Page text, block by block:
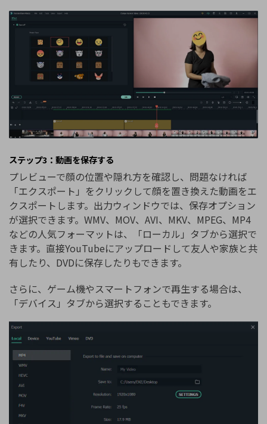
ステップ3：動画を保存する
プレビューで顔の位置や隠れ方を確認し、問題なければ
「エクスポート」をクリックして顔を置き換えた動画をエ
クスポートします。出力ウィンドウでは、保存オプション
が選択できます。WMV、MOV、AVI、MKV、MPEG、MP4
などの人気フォーマットは、「ローカル」タブから選択で
きます。直接YouTubeにアップロードして友人や家族と共
有したり、DVDに保存したりもできます。
さらに、ゲーム機やスマートフォンで再生する場合は、
「デバイス」タブから選択することもできます。